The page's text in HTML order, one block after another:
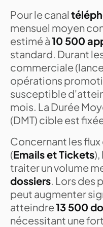
Pour le canal
mensuel moyen
estimé à10 500
standard. Durant
commerciale
opérations
susceptible
mois. La Durée
(DMT) cible est
Concernant les
(Emails et Tickets),
traiter un volume
dossiers. Lors des
peut augmenter
atteindre13 500
nécessitant une